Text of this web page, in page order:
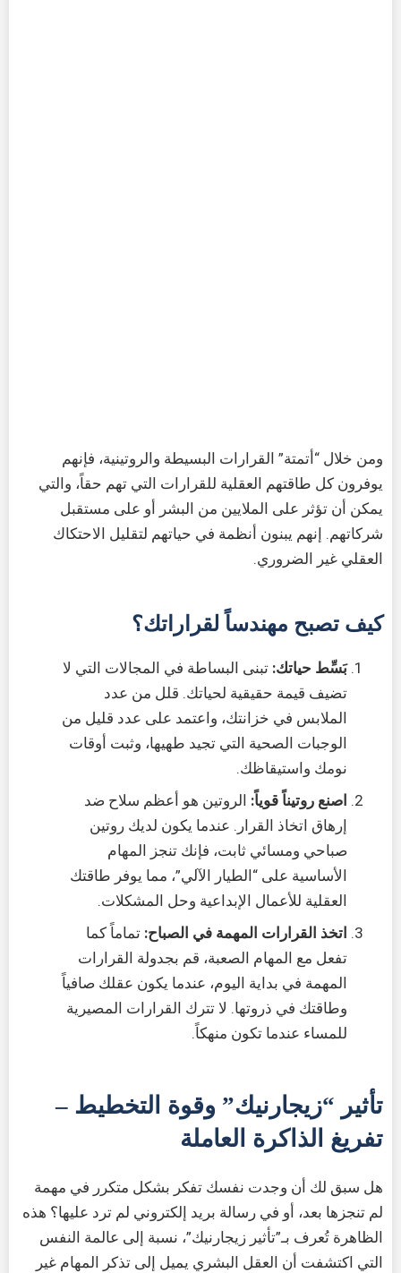
ومن خلال “أتمتة” القرارات البسيطة والروتينية، فإنهم
يوفرون كل طاقتهم العقلية للقرارات التي تهم حقاً، والتي
يمكن أن تؤثر على الملايين من البشر أو على مستقبل
شركاتهم. إنهم يبنون أنظمة في حياتهم لتقليل الاحتكاك
العقلي غير الضروري.
كيف تصبح مهندساً لقراراتك؟
بَسِّط حياتك: تبنى البساطة في المجالات التي لا
تضيف قيمة حقيقية لحياتك. قلل من عدد
الملابس في خزانتك، واعتمد على عدد قليل من
الوجبات الصحية التي تجيد طهيها، وثبت أوقات
نومك واستيقاظك.
اصنع روتيناً قوياً: الروتين هو أعظم سلاح ضد
إرهاق اتخاذ القرار. عندما يكون لديك روتين
صباحي ومسائي ثابت، فإنك تنجز المهام
الأساسية على “الطيار الآلي”، مما يوفر طاقتك
العقلية للأعمال الإبداعية وحل المشكلات.
اتخذ القرارات المهمة في الصباح: تماماً كما
تفعل مع المهام الصعبة، قم بجدولة القرارات
المهمة في بداية اليوم، عندما يكون عقلك صافياً
وطاقتك في ذروتها. لا تترك القرارات المصيرية
للمساء عندما تكون منهكاً.
تأثير “زيجارنيك” وقوة التخطيط –
تفريغ الذاكرة العاملة
هل سبق لك أن وجدت نفسك تفكر بشكل متكرر في مهمة
لم تنجزها بعد، أو في رسالة بريد إلكتروني لم ترد عليها؟ هذه
الظاهرة تُعرف بـ”تأثير زيجارنيك”، نسبة إلى عالمة النفس
التي اكتشفت أن العقل البشري يميل إلى تذكر المهام غير